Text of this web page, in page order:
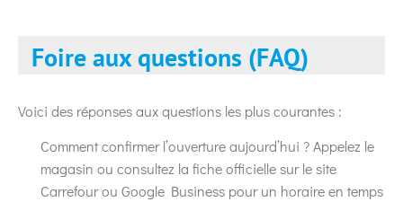
Foire aux questions (FAQ)
Voici des réponses aux questions les plus courantes :
Comment confirmer l’ouverture aujourd’hui ? Appelez le
magasin ou consultez la fiche officielle sur le site
Carrefour ou Google Business pour un horaire en temps